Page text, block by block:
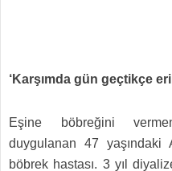
‘Karşımda gün geçtikçe
Eşine böbreğini
duygulanan 47
böbrek hastası. 3 yıl